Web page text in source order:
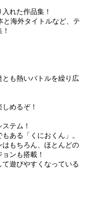
れた作品集！
と海外タイトルなど、テ
も熱いバトルを繰り広
めるぞ！
テム！
ある「くにおくん」。
もちろん、ほとんどの
ンも搭載！
遊びやすくなっている